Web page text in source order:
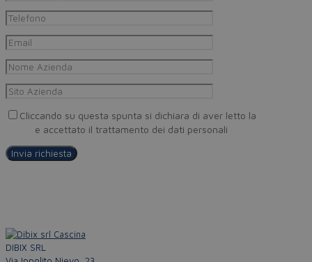
Cliccando su questa spunta si dichiara di aver letto la
e accettato il trattamento dei dati personali
DIBIX SRL